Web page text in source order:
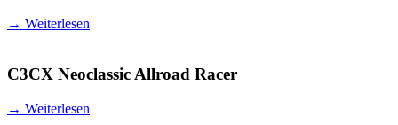
→ Weiterlesen
C3CX Neoclassic Allroad Racer
→ Weiterlesen